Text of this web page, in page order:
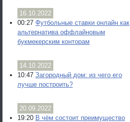
16.10.2022
00:27 Футбольные ставки онлайн как
альтернатива оффлайновым
букмекерским конторам
14.10.2022
10:47 Загородный дом: из чего его
лучше построить?
20.09.2022
19:20 В чём состоит преимущество